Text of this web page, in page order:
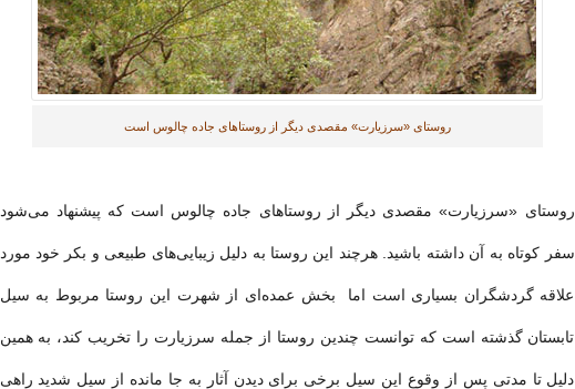
روستای «سرزیارت» مقصدی دیگر از روستاهای جاده چالوس است
روستای «سرزیارت» مقصدی دیگر از روستاهای جاده چالوس است که پیشنهاد می‌شود
سفر کوتاه به آن داشته باشید. هرچند این روستا به دلیل زیبایی‌های طبیعی و بکر خود مورد
علاقه گردشگران بسیاری است اما بخش عمده‌ای از شهرت این روستا مربوط به سیل
تابستان گذشته است که توانست چندین روستا از جمله سرزیارت را تخریب کند، به همین
دلیل تا مدتی پس از وقوع این سیل برخی برای دیدن آثار به جا مانده از سیل شدید راهی